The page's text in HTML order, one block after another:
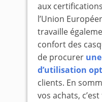
aux
l’Union
travaille
confort des
de procurer
d’utilisation
clients. En
vos achats,